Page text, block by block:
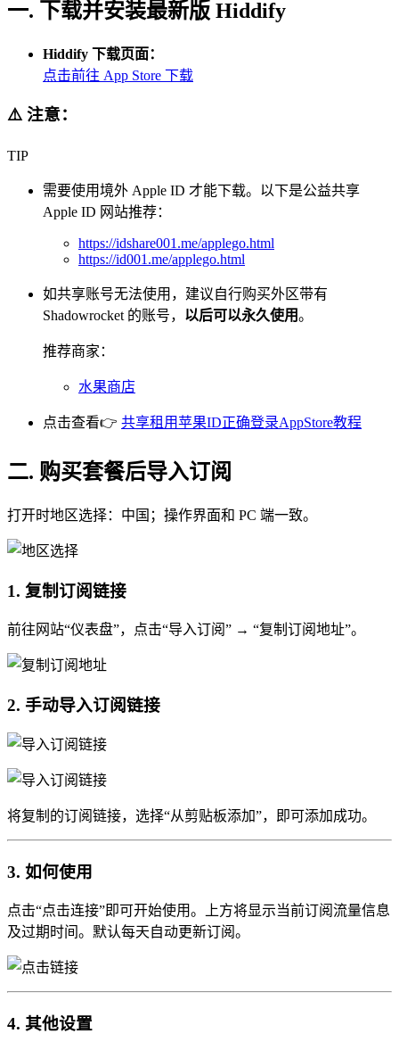
一. 下载并安装最新版 Hiddify
Hiddify 下载页面：
点击前往 App Store 下载
⚠️ 注意：
TIP
需要使用境外 Apple ID 才能下载。以下是公益共享
Apple ID 网站推荐：
https://idshare001.me/applego.html
https://id001.me/applego.html
如共享账号无法使用，建议自行购买外区带有
Shadowrocket 的账号， 以后可以永久使用。
推荐商家：
水果商店
点击查看👉 共享租用苹果ID正确登录AppStore教程
二. 购买套餐后导入订阅
打开时地区选择：中国；操作界面和 PC 端一致。
1. 复制订阅链接
前往网站“仪表盘”，点击“导入订阅” → “复制订阅地址”。
2. 手动导入订阅链接
将复制的订阅链接，选择“从剪贴板添加”，即可添加成功。
3. 如何使用
点击“点击连接”即可开始使用。上方将显示当前订阅流量信息
及过期时间。默认每天自动更新订阅。
4. 其他设置